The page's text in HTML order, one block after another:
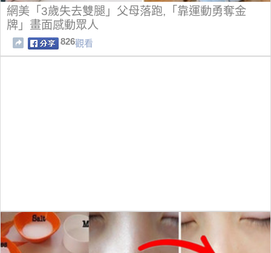
網美「3歲失去雙腿」父母落跑,「靠運動勇奪金
牌」畫面感動眾人
826觀看